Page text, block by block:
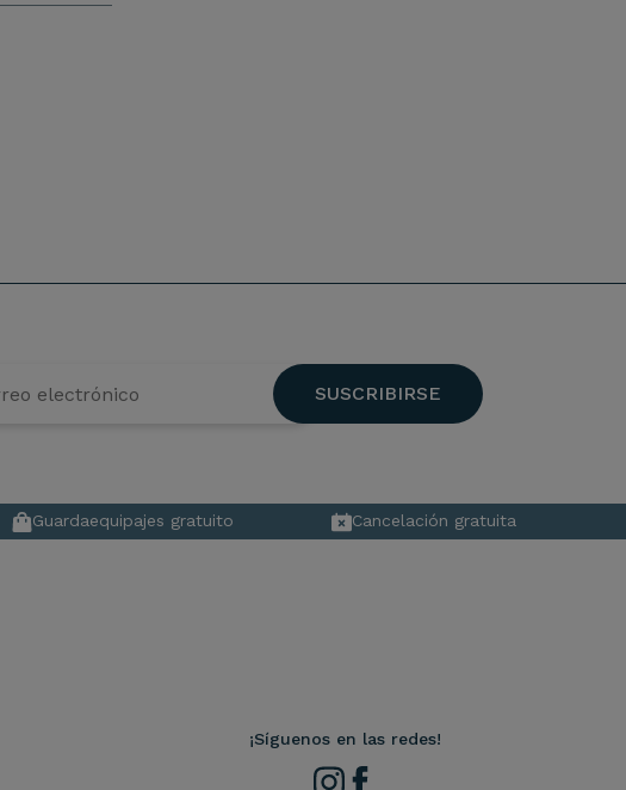
SUSCRIBIRSE
Guardaequipajes gratuito Cancelación gratuita
¡Síguenos en las redes!
Instagram
Facebook